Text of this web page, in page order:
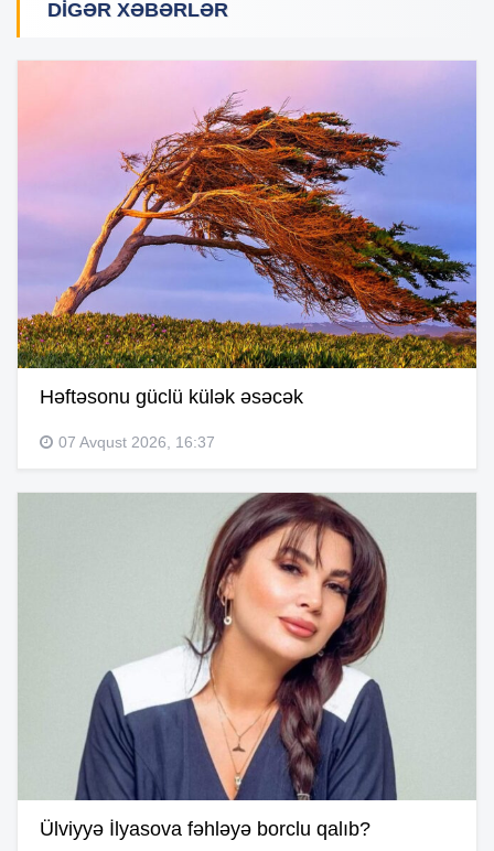
DIGƏR XƏBƏRLƏR
Həftəsonu güclü külək əsəcək
07 Avqust 2026, 16:37
Ülviyyə İlyasova fəhləyə borclu qalıb?